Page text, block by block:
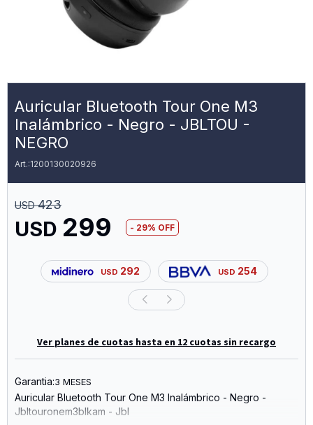
Auricular Bluetooth Tour One M3
Inalámbrico - Negro - JBLTOU -
NEGRO
1200130020926
USD 299
USD 423
29
USD 292 USD 254
Ver planes de cuotas hasta en 12 cuotas sin recargo
Garantia:3 MESES
Auricular Bluetooth Tour One M3 Inalámbrico - Negro -
Jbltouronem3blkam - Jbl